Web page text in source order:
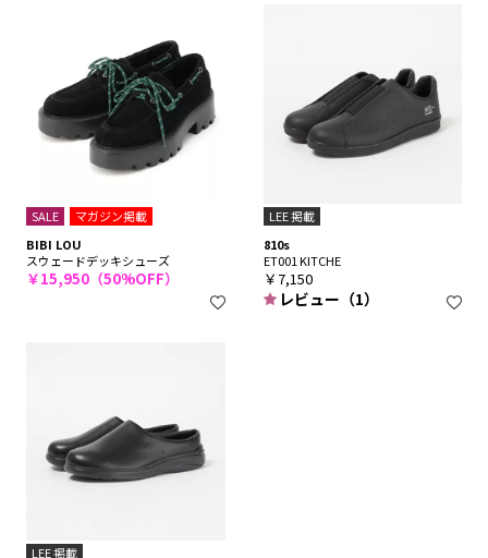
SALE
マガジン掲載
BIBI LOU
スウェードデッキシューズ
￥15,950（50%OFF）
LEE 掲載
810s
ET001 KITCHE
￥7,150
レビュー（1）
LEE 掲載